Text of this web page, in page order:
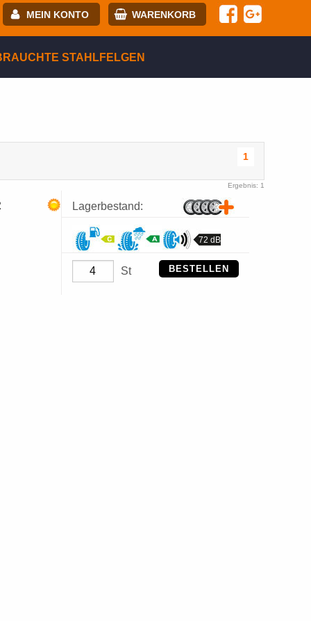
MEIN KONTO WARENKORB
ANMELDEN
STAHLFELGEN
1
Ergebnis: 1
Lagerbestand:
72 dB
St BESTELLEN